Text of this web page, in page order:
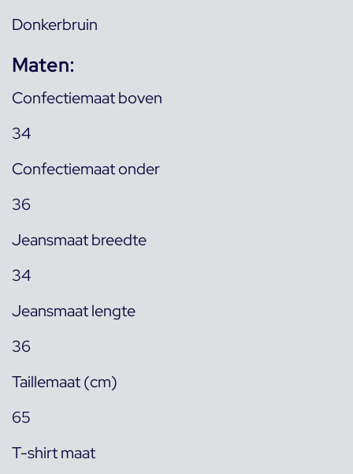
Donkerbruin
Maten:
Confectiemaat boven
34
Confectiemaat onder
36
Jeansmaat breedte
34
Jeansmaat lengte
36
Taillemaat (cm)
65
T-shirt maat